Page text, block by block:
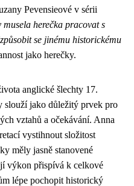
Pevensieové v sérii
herečka pracovat s
se jinému historickému
jako herečky.
anglické šlechty 17.
slouží jako důležitý prvek pro
vztahů a očekávání. Anna
vystihnout složitost
měly jasně stanovené
výkon přispívá k celkové
lépe pochopit historický